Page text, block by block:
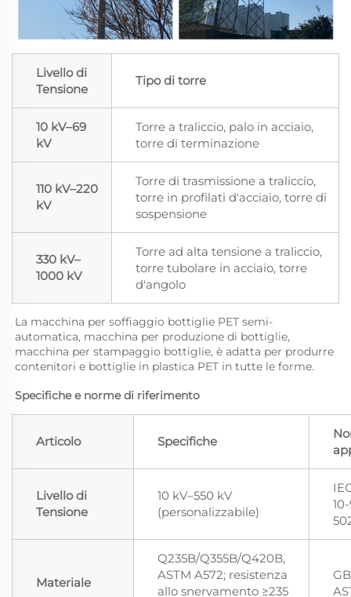
Livello di
Tensione
Tipo di torre
10 kV–69
kV
Torre a traliccio, palo in acciaio,
torre di terminazione
110 kV–220
kV
Torre di trasmissione a traliccio,
torre in profilati d'acciaio, torre di
sospensione
330 kV–
1000 kV
Torre ad alta tensione a traliccio,
torre tubolare in acciaio, torre
d'angolo
La macchina per soffiaggio bottiglie PET semi-
automatica, macchina per produzione di bottiglie,
macchina per stampaggio bottiglie, è adatta per produrre
contenitori e bottiglie in plastica PET in tutte le forme.
Specifiche e norme di riferimento
Articolo Specifiche
Livello di
Tensione
10 kV–550 kV
(personalizzabile)
Materiale
Q235B/Q355B/Q420B,
ASTM A572; resistenza
allo snervamento ≥235